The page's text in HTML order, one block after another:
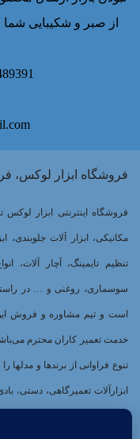
از صبر و شکیبایی
فروشگاه ابزار لوکس،
فروشگاه اینترنتی ابزار لوکس
مکانیکی، ابزار آلات جلوبندی،
تنظیم تایمینگ، آچار
سوسماری، روغنی و … در
است و تیم مشاوره و فروش
خدمت تعمیر کاران محترم
تنوع فراوانی از برندها و مدلها
ابزارآلات تعمیرگاهی، دستی،